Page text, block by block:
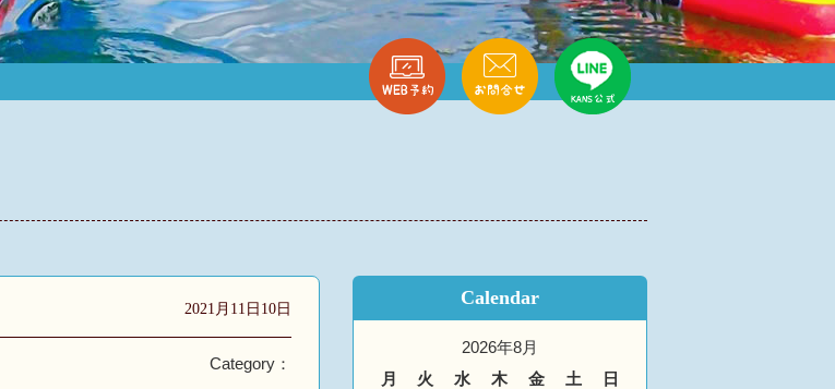
2021月11日10日
Category：
Calendar
2026年8月
月
火 水 木 金 土
日